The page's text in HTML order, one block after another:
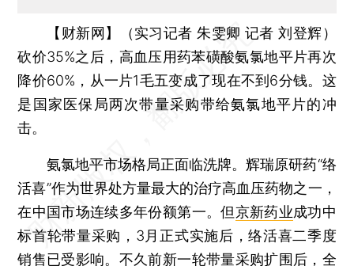
【财新网】（实习记者 朱雯卿 记者 刘登辉）
砍价35%之后，高血压用药苯磺酸氨氯地平片再次
降价60%，从一片1毛五变成了现在不到6分钱。这
是国家医保局两次带量采购带给氨氯地平片的冲
击。
氨氯地平市场格局正面临洗牌。辉瑞原研药“络
活喜”作为世界处方量最大的治疗高血压药物之一，
在中国市场连续多年份额第一。但京新药业成功中
标首轮带量采购，3月正式实施后，络活喜二季度
销售已受影响。不久前新一轮带量采购扩围后，全